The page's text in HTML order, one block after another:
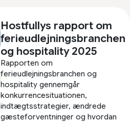
Hostfullys rapport om
ferieudlejningsbranchen
og hospitality 2025
Rapporten om
ferieudlejningsbranchen og
hospitality gennemgår
konkurrencesituationen,
indtægtsstrategier, ændrede
gæsteforventninger og hvordan